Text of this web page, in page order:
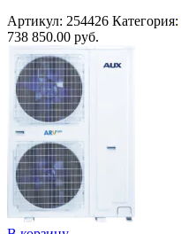
Артикул: 254426 Категория:
738 850.00 руб.